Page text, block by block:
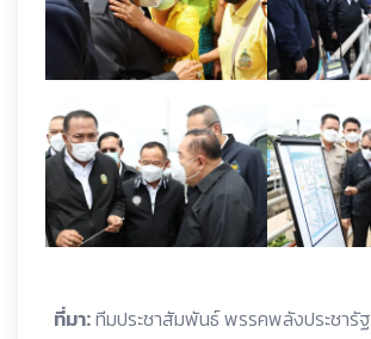
ที่มา:ทีมประชาสัมพันธ์ พรรคพลังประชารัฐ